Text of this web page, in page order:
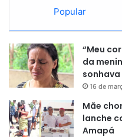
Popular
“Meu
da
sonhava
16 de
Mãe
lanche
Amapá